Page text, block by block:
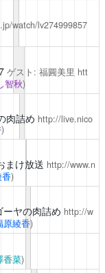
watch/lv274999857
ゲスト: 福圓美里 htt
智秋)
肉詰め http://live.nico
)
まけ放送 http://www.n
)
ーヤの肉詰め http://w
原綾香)
香菜)